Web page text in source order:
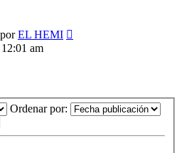
porEL HEMI
am
Ordenar por: